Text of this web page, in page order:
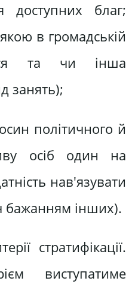
доступних благ;
в громадській
та чи інша
занять);
політичного й
осіб один на
нав'язувати
бажанням інших).
стратифікації.
виступатиме